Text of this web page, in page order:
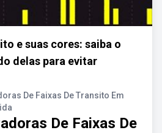
e suas cores: saiba o
delas para evitar
De Faixas De Transito Em
De Faixas De